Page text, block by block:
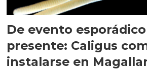
De evento
presente: Caligus
instalarse en